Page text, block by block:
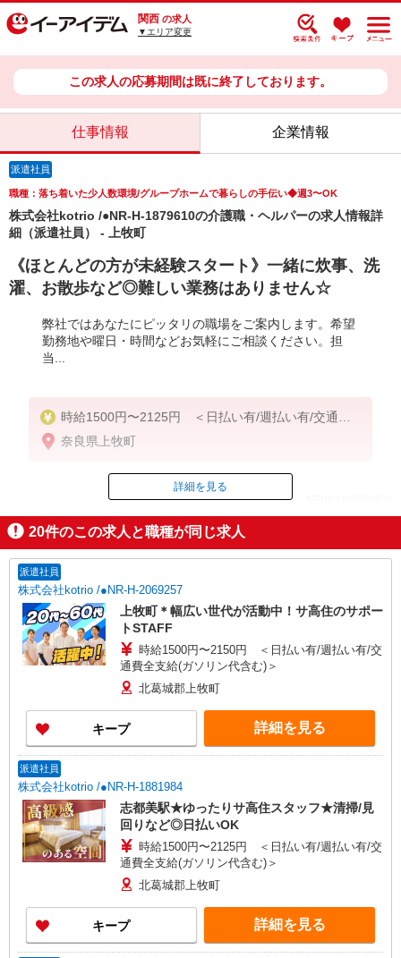
関西 の求人
▼エリア変更
この求人の応募期間は既に終了しております。
仕事情報 企業情報
派遣社員
職種：落ち着いた少人数環境/グループホームで暮らしの手伝い◆週3〜OK
株式会社kotrio /●NR-H-1879610の介護職・ヘルパーの求人情報詳
細（派遣社員） - 上牧町
《ほとんどの方が未経験スタート》一緒に炊事、洗
濯、お散歩など◎難しい業務はありません☆
弊社ではあなたにピッタリの職場をご案内します。希望
勤務地や曜日・時間などお気軽にご相談ください。担
当...
時給1500円〜2125円 ＜日払い有/週払い有/交通費
全支給(ガソリン代含む)＞
奈良県上牧町
ID：AE0610059956
掲載期間終了
詳細を見る
20件のこの求人と職種が同じ求人
派遣社員
株式会社kotrio /●NR-H-2069257
上牧町＊幅広い世代が活動中！サ高住のサポー
トSTAFF
時給1500円〜2150円 ＜日払い有/週払い有/交
通費全支給(ガソリン代含む)＞
北葛城郡上牧町
キープ 詳細を見る
派遣社員
株式会社kotrio /●NR-H-1881984
志都美駅★ゆったりサ高住スタッフ★清掃/見
回りなど◎日払いOK
時給1500円〜2125円 ＜日払い有/週払い有/交
通費全支給(ガソリン代含む)＞
北葛城郡上牧町
キープ 詳細を見る